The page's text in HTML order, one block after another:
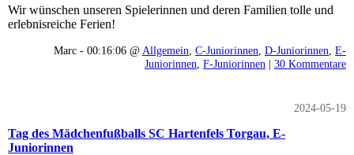
Wir wünschen unseren Spielerinnen und deren Familien tolle und
erlebnisreiche Ferien!
Marc - 00:16:06 @ Allgemein C-Juniorinnen D-Juniorinnen E-
Juniorinnen F-Juniorinnen | 30 Kommentare
2024-05-19
Tag des Mädchenfußballs SC Hartenfels Torgau, E-
Juniorinnen